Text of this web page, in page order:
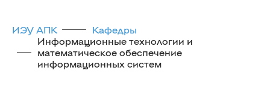
ИЭУ АПК
Кафедры
Информационные технологии и
математическое обеспечение
информационных систем